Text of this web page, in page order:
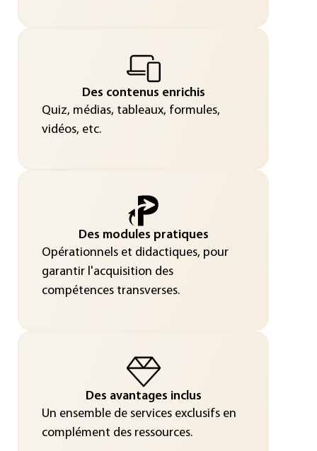
Des contenus enrichis
Quiz, médias, tableaux, formules,
vidéos, etc.
Des modules pratiques
Opérationnels et didactiques, pour
garantir l'acquisition des
compétences transverses.
Des avantages inclus
Un ensemble de services exclusifs en
complément des ressources.